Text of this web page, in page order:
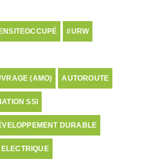
#URW
(AMO) AUTOROUTE
SSI
DURABLE
ELECTRIQUE